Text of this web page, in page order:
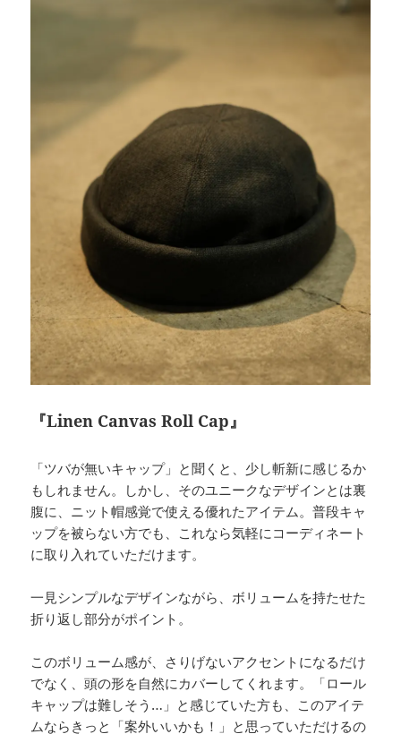
『Linen Canvas Roll Cap』
「ツバが無いキャップ」と聞くと、少し斬新に感じるか
もしれません。しかし、そのユニークなデザインとは裏
腹に、ニット帽感覚で使える優れたアイテム。普段キャ
ップを被らない方でも、これなら気軽にコーディネート
に取り入れていただけます。
一見シンプルなデザインながら、ボリュームを持たせた
折り返し部分がポイント。
このボリューム感が、さりげないアクセントになるだけ
でなく、頭の形を自然にカバーしてくれます。「ロール
キャップは難しそう…」と感じていた方も、このアイテ
ムならきっと「案外いいかも！」と思っていただけるの